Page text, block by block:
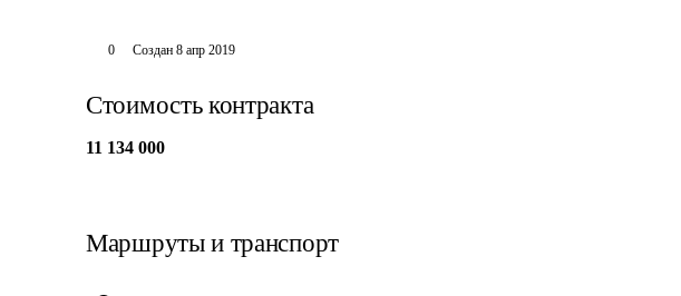
0 Создан 8 апр 2019
Стоимость контракта
11 134 000
Маршруты и транспорт